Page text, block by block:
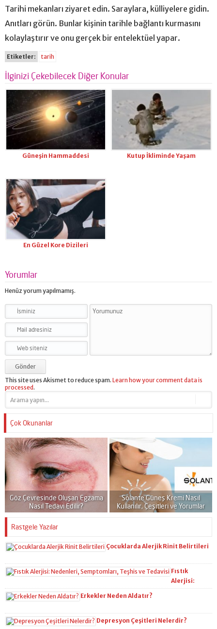
Tarihi mekanları ziyaret edin. Saraylara, külliyelere gidin.
Anıtları görün. Bunlar kişinin tarihle bağlantı kurmasını
kolaylaştırır ve onu gerçek bir entelektüel yapar.
Etiketler: tarih
İlginizi Çekebilecek Diğer Konular
Güneşin Hammaddesi Kutup İkliminde Yaşam
En Güzel Kore Dizileri
Yorumlar
Henüz yorum yapılmamış.
This site uses Akismet to reduce spam. Learn how your comment data is
processed.
Çok Okunanlar
Göz Çevresinde Oluşan Egzama
Nasıl Tedavi Edilir?
Solante Güneş Kremi Nasıl
Kullanılır, Çeşitleri ve Yorumlar
Rastgele Yazılar
Çocuklarda Alerjik Rinit Belirtileri
Fıstık
Alerjisi:
Nedenleri,
Tedavisi
Erkekler Neden Aldatır?
Depresyon Çeşitleri Nelerdir?